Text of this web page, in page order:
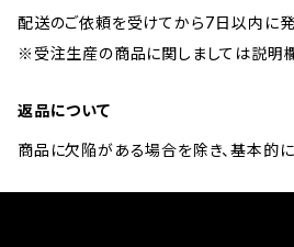
配送のご依頼を受けてから7日以内に発
※受注生産の商品に関しましては説明
返品について
商品に欠陥がある場合を除き、基本的